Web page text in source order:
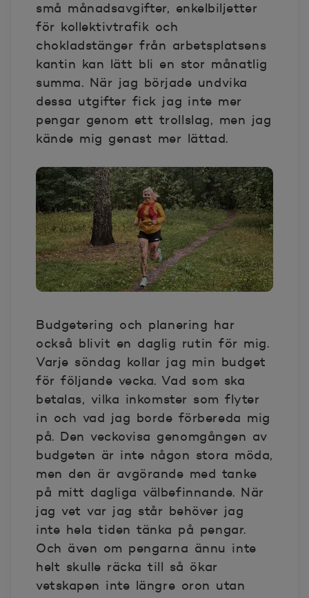
små månadsavgifter, enkelbiljetter
för kollektivtrafik och
chokladstänger från arbetsplatsens
kantin kan lätt bli en stor månatlig
summa. När jag började undvika
dessa utgifter fick jag inte mer
pengar genom ett trollslag, men jag
kände mig genast mer lättad.
Budgetering och planering har
också blivit en daglig rutin för mig.
Varje söndag kollar jag min budget
för följande vecka. Vad som ska
betalas, vilka inkomster som flyter
in och vad jag borde förbereda mig
på. Den veckovisa genomgången av
budgeten är inte någon stora möda,
men den är avgörande med tanke
på mitt dagliga välbefinnande. När
jag vet var jag står behöver jag
inte hela tiden tänka på pengar.
Och även om pengarna ännu inte
helt skulle räcka till så ökar
vetskapen inte längre oron utan